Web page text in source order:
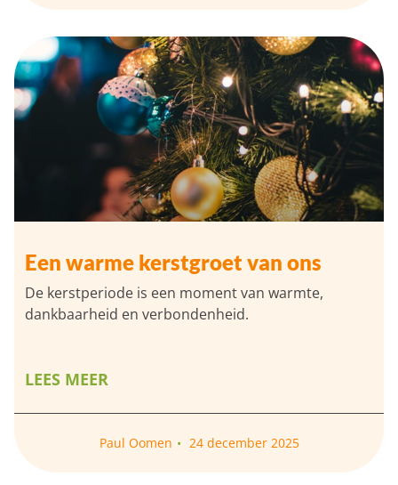
Een warme kerstgroet van ons
De kerstperiode is een moment van warmte,
dankbaarheid en verbondenheid.
LEES MEER
Paul Oomen 24 december 2025